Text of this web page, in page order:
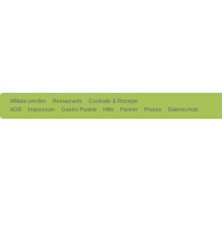
Affiliate werden Restaurants
Cocktails & Rezepte
AGB
Impressum Gastro Punkte Hilfe Partner Presse Datenschutz